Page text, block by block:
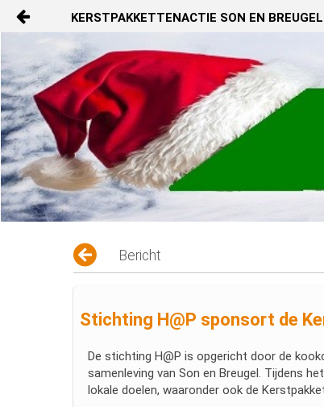
KERSTPAKKETTENACTIE SON EN BREUGEL
Kerstpakketenactie
Bestuur
Oprichtingsakte/Kvk
Info
Media
Contact
Bericht
Stichting H@P sponsort de
De stichting H@P is opgericht door de
samenleving van Son en Breugel. Tijdens
lokale doelen, waaronder ook de